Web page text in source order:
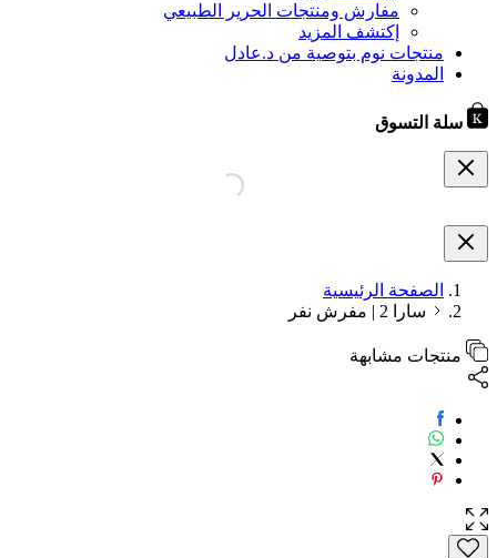
مفارش ومنتجات الحرير الطبيعي
إكتشف المزيد
منتجات نوم بتوصية من د.عادل
المدونة
سلة التسوق
الصفحة الرئيسية
سارا 2 | مفرش نفر
منتجات مشابهة